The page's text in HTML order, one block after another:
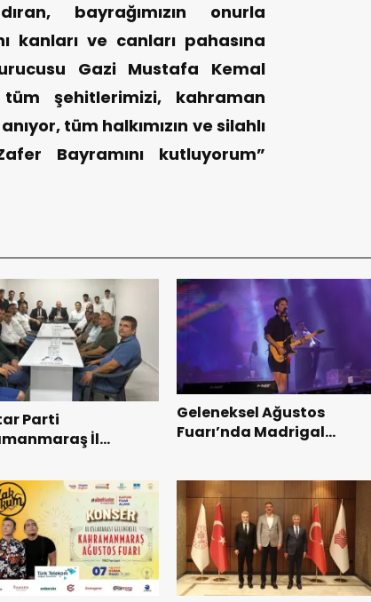
bayrağımızın onurla
kanları ve canları pahasına
Gazi Mustafa Kemal
şehitlerimizi, kahraman
tüm halkımızın ve silahlı
Bayramını kutluyorum”
Parti
İl
ile buluştu.
Geleneksel Ağustos
Fuarı’nda Madrigal